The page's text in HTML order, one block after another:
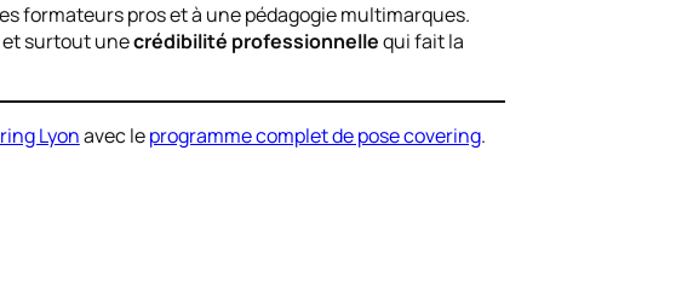
formateurs pros et à une pédagogie multimarques.
et surtout unecrédibilité professionnellequi fait la
Lyonavec leprogramme complet de pose covering.